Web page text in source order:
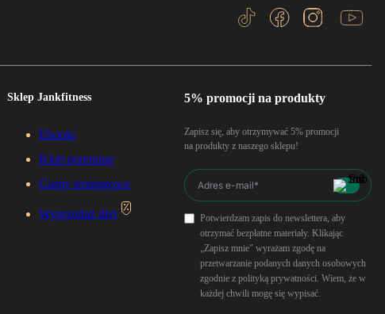
Sklep Jankfitness
Ebooki
Klub przemian
Gumy treningowe
Wyprzedaż diet
5% promocji na produkty
Zapisz się, aby otrzymywać 5% promocji
na produkty z naszego sklepu!
Potwierdzam zapis do newslettera, aby
otrzymać bezpłatne materiały. Klikając
„Zapisz mnie" wyrażam zgodę na
przetwarzanie podanych danych osobowych
zgodnie z polityką prywatności. Wiem, że w
każdej chwili mogę się wypisać.